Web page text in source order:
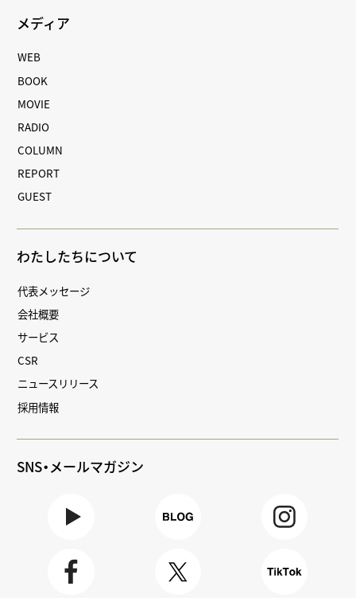
メディア
WEB
BOOK
MOVIE
RADIO
COLUMN
REPORT
GUEST
わたしたちについて
代表メッセージ
会社概要
サービス
CSR
ニュースリリース
採用情報
SNS・メールマガジン